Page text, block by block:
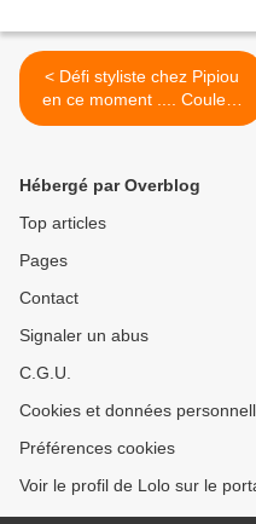
< Défi styliste chez Pipiou
en ce moment .... Couleur
Caraïbes
Hébergé par Overblog
Top articles
Pages
Contact
Signaler un abus
C.G.U.
Cookies et données
Préférences cookies
Voir le profil de Lolo sur le